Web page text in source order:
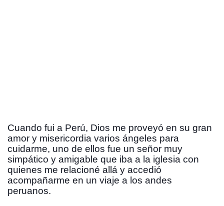
Cuando fui a Perú, Dios me proveyó en su gran
amor y misericordia varios ángeles para
cuidarme, uno de ellos fue un señor muy
simpático y amigable que iba a la iglesia con
quienes me relacioné allá y accedió
acompañarme en un viaje a los andes
peruanos.